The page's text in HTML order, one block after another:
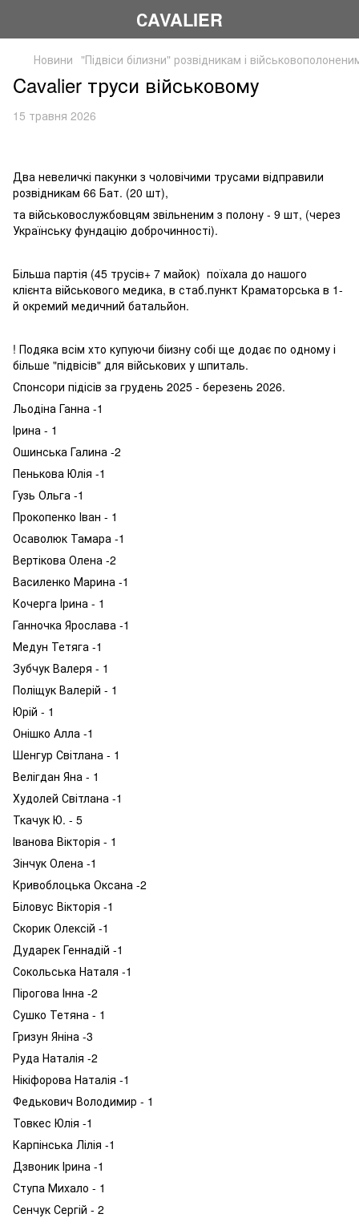
СAVALIER
Новини "Підвіси білизни" розвідникам і
Cavalier труси військовому
15 травня 2026
Два невеличкі пакунки з чоловічими трусами відправили
розвідникам 66 Бат. (20 шт),
та військовослужбовцям звільненим з полону - 9 шт, (через
Українську фундацію доброчинності).
Більша партія (45 трусів+ 7 майок) поїхала до нашого
клієнта військового медика, в стаб.пункт Краматорська в 1-
й окремий медичний батальйон.
! Подяка всім хто купуючи біизну собі ще додає по одному і
більше "підвісів" для військових у шпиталь.
Спонсори підісів за грудень 2025 - березень 2026.
Льодіна Ганна -1
Ірина - 1
Ошинська Галина -2
Пенькова Юлія -1
Гузь Ольга -1
Прокопенко Іван - 1
Осаволюк Тамара -1
Вертікова Олена -2
Василенко Марина -1
Кочерга Ірина - 1
Ганночка Ярослава -1
Медун Тетяга -1
Зубчук Валеря - 1
Поліщук Валерій - 1
Юрій - 1
Онішко Алла -1
Шенгур Світлана - 1
Велігдан Яна - 1
Худолей Світлана -1
Ткачук Ю. - 5
Іванова Вікторія - 1
Зінчук Олена -1
Кривоблоцька Оксана -2
Біловус Вікторія -1
Скорик Олексій -1
Дударек Геннадій -1
Сокольська Наталя -1
Пірогова Інна -2
Сушко Тетяна - 1
Гризун Яніна -3
Руда Наталія -2
Нікіфорова Наталія -1
Федькович Володимир - 1
Товкес Юлія -1
Карпінська Лілія -1
Дзвоник Ірина -1
Ступа Михало - 1
Сенчук Сергій - 2